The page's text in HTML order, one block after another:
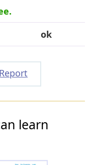
ok
learn